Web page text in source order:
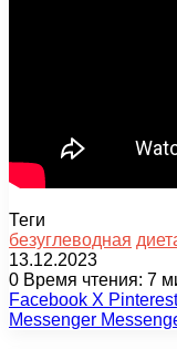
Теги
безуглеводная
13.12.2023
0 Время чтения: 7
Facebook X Pinterest
Messenger